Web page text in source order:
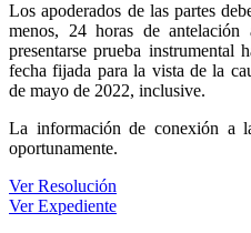
Los apoderados de las partes
menos, 24 horas de
presentarse prueba instrumental
fecha fijada para la vista de la
de mayo de 2022, inclusive.
La información de conexión a
oportunamente.
Ver Resolución
Ver Expediente